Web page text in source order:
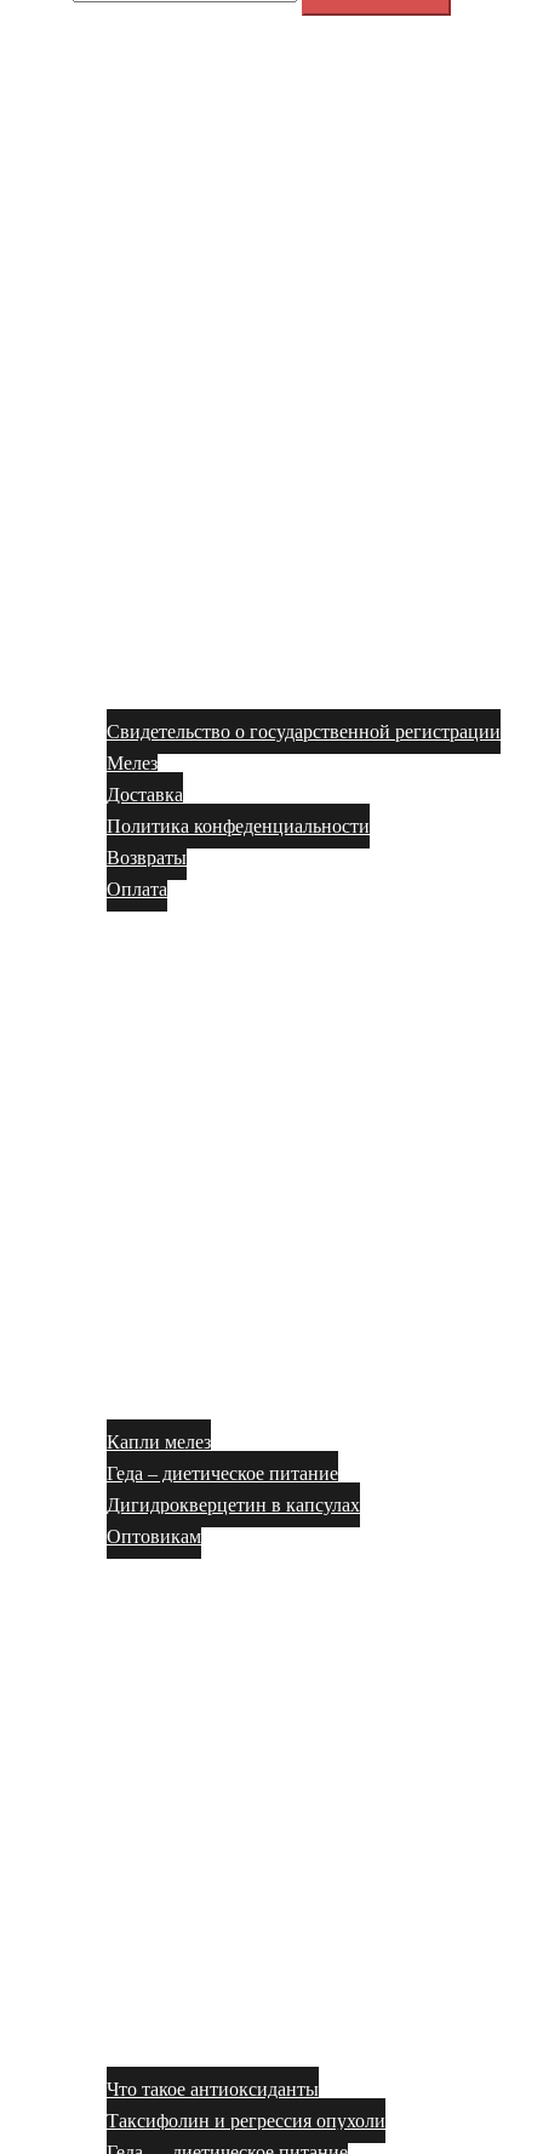
Свидетельство о государственной регистрации
Мелез
Доставка
Политика конфеденциальности
Возвраты
Оплата
Капли мелез
Геда – диетическое питание
Дигидрокверцетин в капсулах
Оптовикам
Что такое антиоксиданты
Таксифолин и регрессия опухоли